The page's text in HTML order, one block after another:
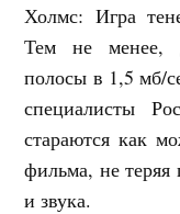
Холмс: Игра
Тем не менее,
полосы в 1,5 мб/
специалисты
стараются как
фильма, не теряя
и звука.